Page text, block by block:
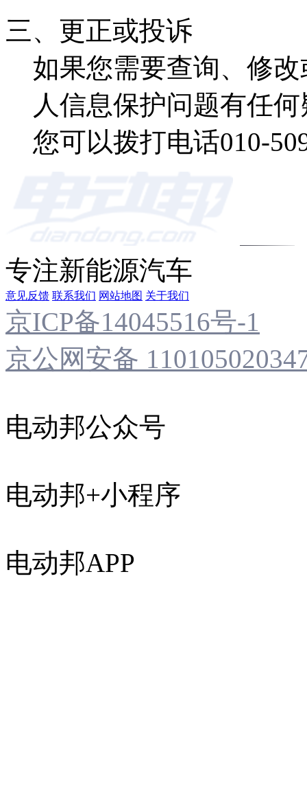
三、更正或投诉
如果您需要查询、修
人信息保护问题有任
您可以拨打电话010-
专注新能源汽车
意见反馈 联系我们 网站地图 关于我们
京ICP备14045516号-1
京公网安备
电动邦公众号
电动邦+小程序
电动邦APP